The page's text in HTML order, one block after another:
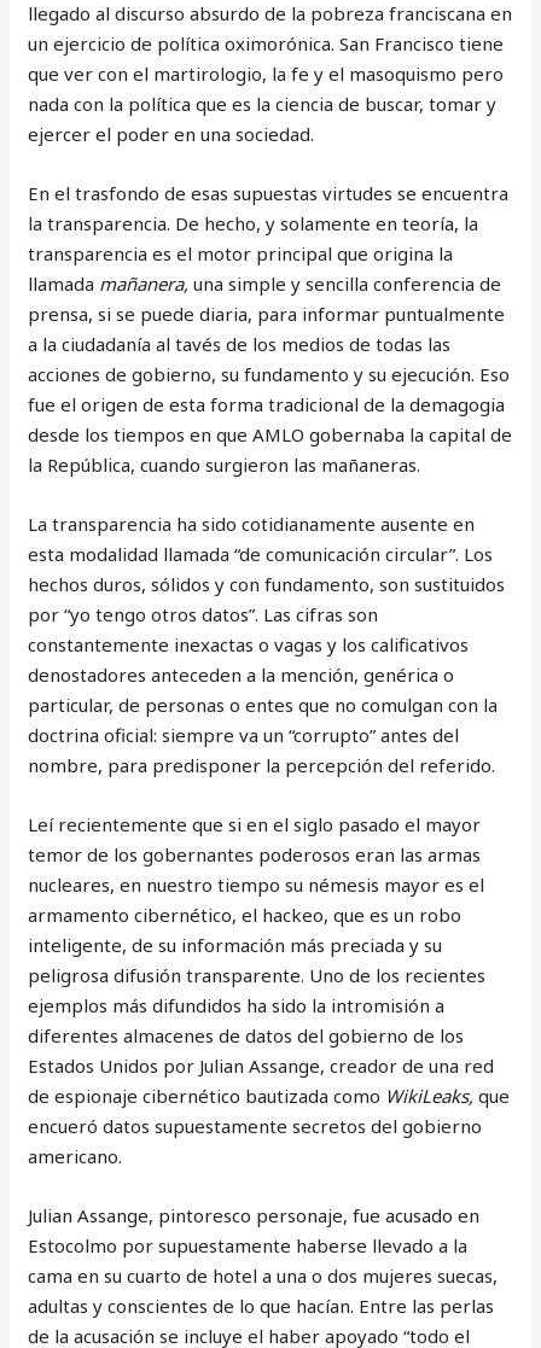
llegado al discurso absurdo de la pobreza franciscana en
un ejercicio de política oximorónica. San Francisco tiene
que ver con el martirologio, la fe y el masoquismo pero
nada con la política que es la ciencia de buscar, tomar y
ejercer el poder en una sociedad.
En el trasfondo de esas supuestas virtudes se encuentra
la transparencia. De hecho, y solamente en teoría, la
transparencia es el motor principal que origina la
llamada mañanera,una simple y sencilla conferencia de
prensa, si se puede diaria, para informar puntualmente
a la ciudadanía al tavés de los medios de todas las
acciones de gobierno, su fundamento y su ejecución. Eso
fue el origen de esta forma tradicional de la demagogia
desde los tiempos en que AMLO gobernaba la capital de
la República, cuando surgieron las mañaneras.
La transparencia ha sido cotidianamente ausente en
esta modalidad llamada “de comunicación circular”. Los
hechos duros, sólidos y con fundamento, son sustituidos
por “yo tengo otros datos”. Las cifras son
constantemente inexactas o vagas y los calificativos
denostadores anteceden a la mención, genérica o
particular, de personas o entes que no comulgan con la
doctrina oficial: siempre va un “corrupto” antes del
nombre, para predisponer la percepción del referido.
Leí recientemente que si en el siglo pasado el mayor
temor de los gobernantes poderosos eran las armas
nucleares, en nuestro tiempo su némesis mayor es el
armamento cibernético, el hackeo, que es un robo
inteligente, de su información más preciada y su
peligrosa difusión transparente. Uno de los recientes
ejemplos más difundidos ha sido la intromisión a
diferentes almacenes de datos del gobierno de los
Estados Unidos por Julian Assange, creador de una red
de espionaje cibernético bautizada como WikiLeaks,que
encueró datos supuestamente secretos del gobierno
americano.
Julian Assange, pintoresco personaje, fue acusado en
Estocolmo por supuestamente haberse llevado a la
cama en su cuarto de hotel a una o dos mujeres suecas,
adultas y conscientes de lo que hacían. Entre las perlas
de la acusación se incluye el haber apoyado “todo el